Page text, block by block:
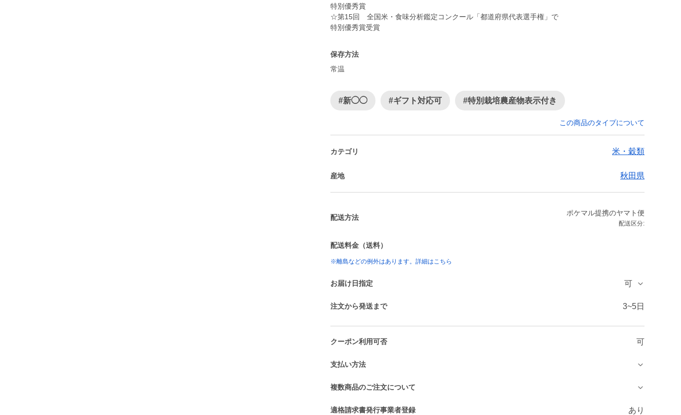
特別優秀賞
☆第15回 全国米・食味分析鑑定コンクール「都道府県代表選手権」で
特別優秀賞受賞
保存方法
常温
#新◯◯ #ギフト対応可 #特別栽培農産物表示付き
この商品のタイプについて
カテゴリ 米・穀類
産地 秋田県
配送方法
ポケマル提携のヤマト便
配送区分:
配送料金（送料）
※離島などの例外はあります。詳細はこちら
お届け日指定 可
注文から発送まで 3~5日
クーポン利用可否 可
支払い方法
複数商品のご注文について
適格請求書発行事業者登録 あり